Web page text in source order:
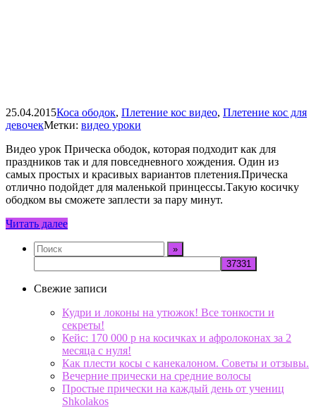
25.04.2015Коса ободок, Плетение кос видео, Плетение кос для
девочекМетки: видео уроки
Видео урок Прическа ободок, которая подходит как для
праздников так и для повседневного хождения. Один из
самых простых и красивых вариантов плетения.Прическа
отлично подойдет для маленькой принцессы.Такую косичку
ободком вы сможете заплести за пару минут.
Читать далее
Свежие записи
Кудри и локоны на утюжок! Все тонкости и
секреты!
Кейс: 170 000 р на косичках и афролоконах за 2
месяца с нуля!
Как плести косы с канекалоном. Советы и отзывы.
Вечерние прически на средние волосы
Простые прически на каждый день от учениц
Shkolakos